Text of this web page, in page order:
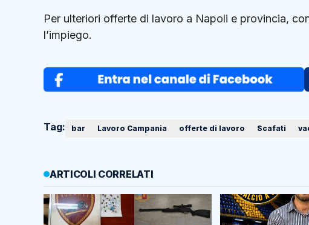
Per ulteriori offerte di lavoro a Napoli e provincia,
l’impiego.
Tag: bar Lavoro Campania offerte di lavoro Scafati
ARTICOLI CORRELATI